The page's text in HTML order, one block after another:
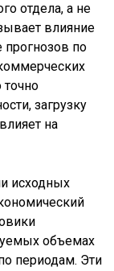
отдела, а не
влияние
прогнозов по
загрузку
на
исходных
объемах
периодам. Эти